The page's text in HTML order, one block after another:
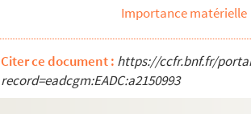
X
Y
Importance matérielle
Citer ce document : https://ccfr.bnf.fr/
record=eadcgm:EADC:a2150993